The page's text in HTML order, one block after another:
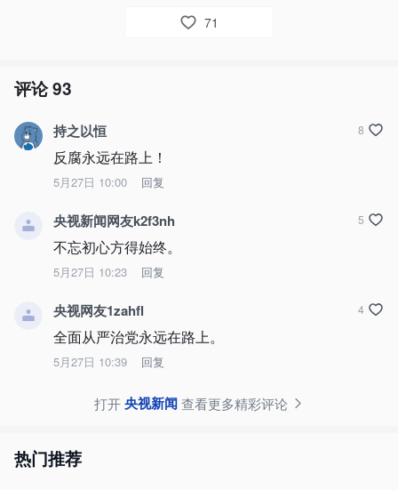
71
评论93
持之以恒
反腐永远在路上！
5月27日 10:00 回复
8
央视新闻网友k2f3nh
不忘初心方得始终。
5月27日 10:23 回复
5
央视网友1zahfl
全面从严治党永远在路上。
5月27日 10:39 回复
4
打开央视新闻查看更多精彩评论
热门推荐